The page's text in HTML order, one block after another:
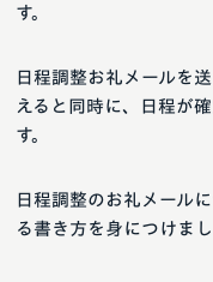
日程調整のお礼メール
る書き方を身につけまし
日程調整お礼メールを
えると同時に、日程が
す。
す。